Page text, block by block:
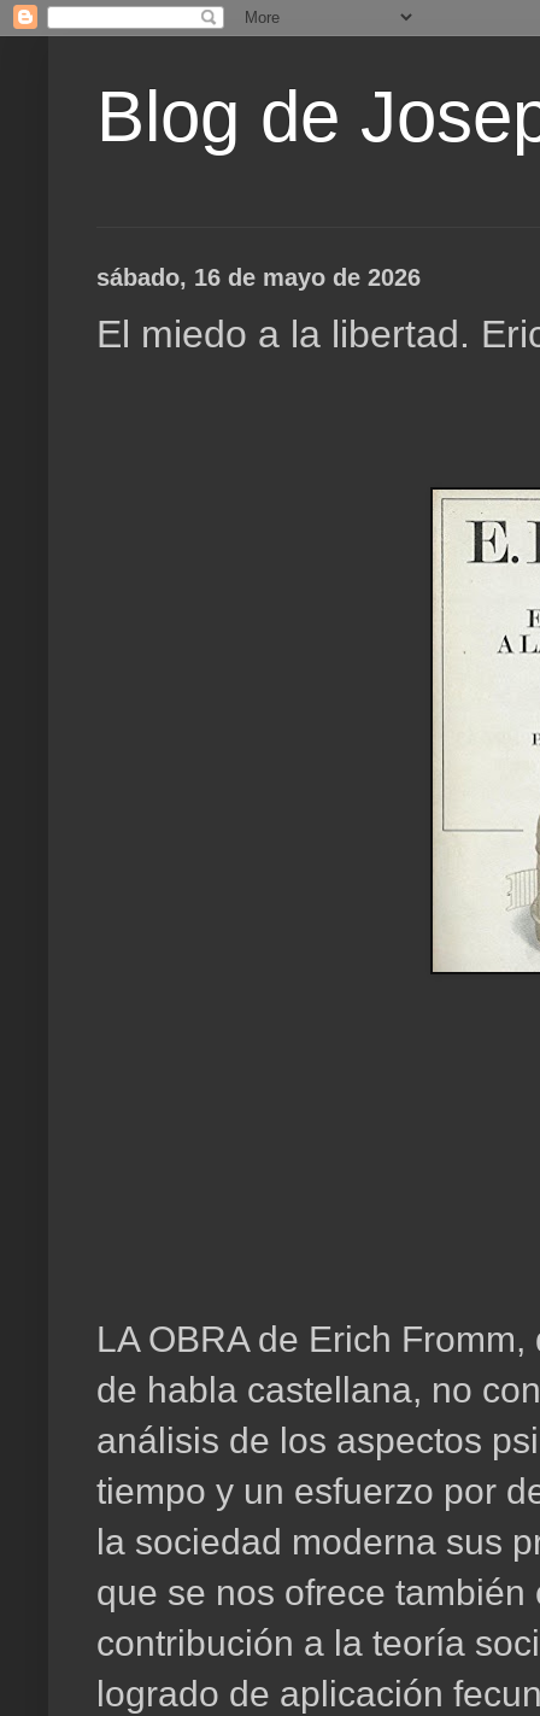
Blog de
sábado, 16 de mayo de 2026
El miedo a la libertad.
LA OBRA de Erich
de habla castellana, no
análisis de los aspectos
tiempo y un esfuerzo por
la sociedad moderna sus
que se nos ofrece
contribución a la teoría
logrado de aplicación